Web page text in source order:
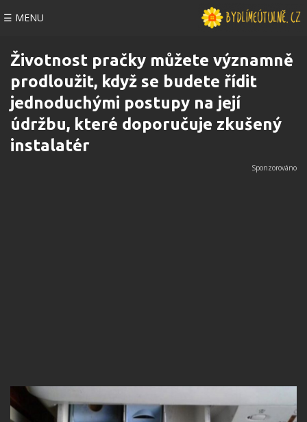
☰ MENU
Životnost pračky můžete významně
prodloužit, když se budete řídit
jednoduchými postupy na její
údržbu, které doporučuje zkušený
instalatér